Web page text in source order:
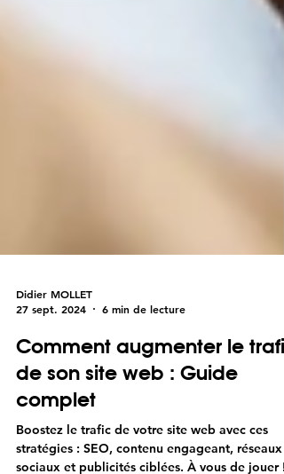
27 sept. 2024
6 min de lecture
Comment augmenter le trafic
de son site web : Guide
complet
Boostez le trafic de votre site web avec ces